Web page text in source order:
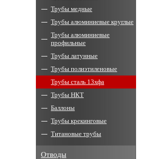
Трубы медные
Трубы алюминиевые круглые
Трубы алюминиевые
профильные
Трубы латунные
Трубы полиэтиленовые
Трубы сталь 13хфа
Трубы НКТ
Баллоны
Трубы крекинговые
Титановые трубы
Отводы